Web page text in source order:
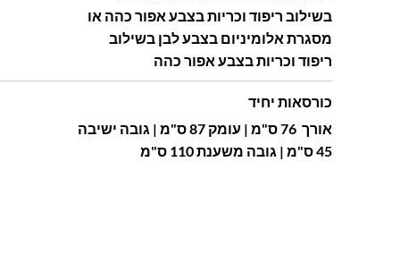
בשילוב ריפוד וכריות בצבע אפור כהה או
מסגרת אלומיניום בצבע לבן בשילוב
ריפוד וכריות בצבע אפור כהה
כורסאות יחיד
אורך 76 ס"מ | עומק 87 ס"מ | גובה ישיבה
45 ס"מ | גובה משענת 110 ס"מ